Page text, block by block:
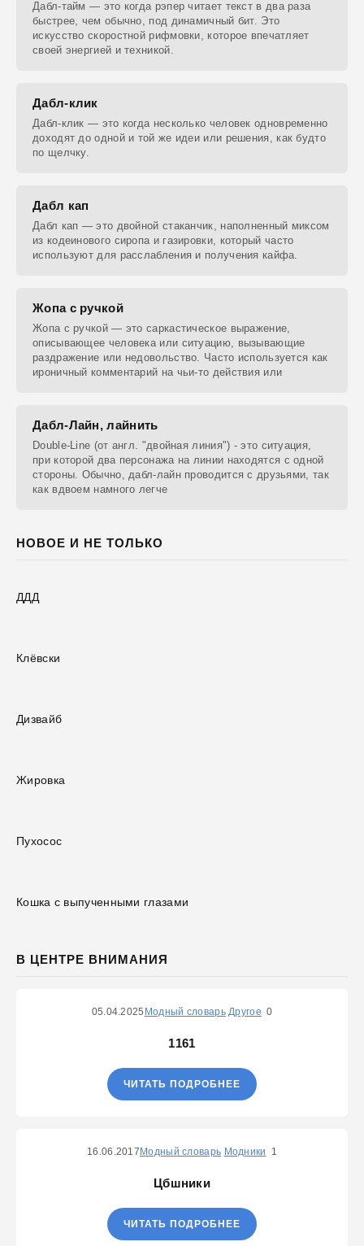
НОВОЕ И НЕ ТОЛЬКО
ДДД
Клёвски
Дизвайб
Жировка
Пухосос
Кошка с выпученными глазами
В ЦЕНТРЕ ВНИМАНИЯ
05.04.2025 Модный словарь Другое 0
1161
ЧИТАТЬ ПОДРОБНЕЕ
16.06.2017 Модный словарь Модники 1
Цбшники
ЧИТАТЬ ПОДРОБНЕЕ
Дабл-тайм — это когда рэпер читает текст в два раза
быстрее, чем обычно, под динамичный бит. Это
искусство скоростной рифмовки, которое впечатляет
своей энергией и техникой.
Дабл-клик
Дабл-клик — это когда несколько человек одновременно
доходят до одной и той же идеи или решения, как будто
по щелчку.
Дабл кап
Дабл кап — это двойной стаканчик, наполненный миксом
из кодеинового сиропа и газировки, который часто
используют для расслабления и получения кайфа.
Жопа с ручкой
Жопа с ручкой — это саркастическое выражение,
описывающее человека или ситуацию, вызывающие
раздражение или недовольство. Часто используется как
ироничный комментарий на чьи-то действия или
Дабл-Лайн, лайнить
Double-Line (от англ. "двойная линия") - это ситуация,
при которой два персонажа на линии находятся с одной
стороны. Обычно, дабл-лайн проводится с друзьями, так
как вдвоем намного легче